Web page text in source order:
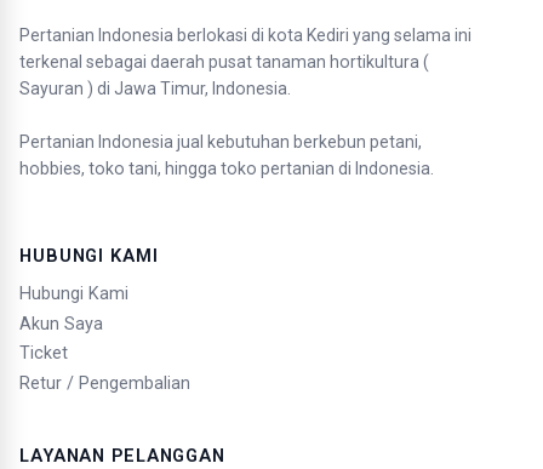
Pertanian Indonesia berlokasi di kota Kediri yang selama ini
terkenal sebagai daerah pusat tanaman hortikultura (
Sayuran ) di Jawa Timur, Indonesia.
Pertanian Indonesia jual kebutuhan berkebun petani,
hobbies, toko tani, hingga toko pertanian di Indonesia.
HUBUNGI KAMI
Hubungi Kami
Akun Saya
Ticket
Retur / Pengembalian
LAYANAN PELANGGAN